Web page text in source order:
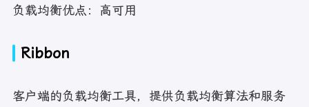
负载均衡优点：高可用
Ribbon
客户端的负载均衡工具，提供负载均衡算法和服务